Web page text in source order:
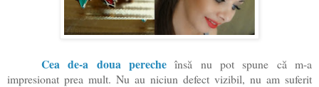
Cea de-a doua pereche însă nu pot spune că m-a
impresionat prea mult. Nu au niciun defect vizibil, nu am suferit